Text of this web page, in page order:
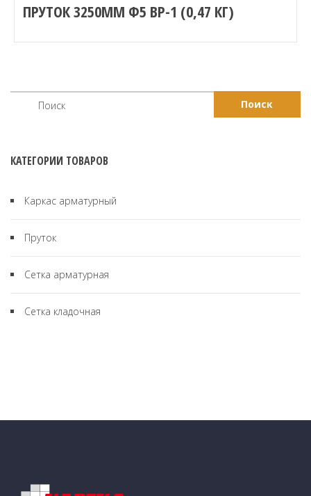
ПРУТОК 3250ММ Ф5 ВР-1 (0,47 КГ)
КАТЕГОРИИ ТОВАРОВ
Каркас арматурный
Пруток
Сетка арматурная
Сетка кладочная